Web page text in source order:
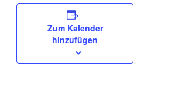
Zum Kalender
hinzufügen